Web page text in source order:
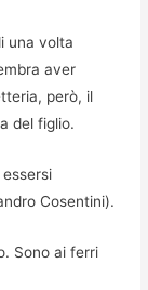
una volta
aver
però, il
del figlio.
Cosentini).
Sono ai ferri